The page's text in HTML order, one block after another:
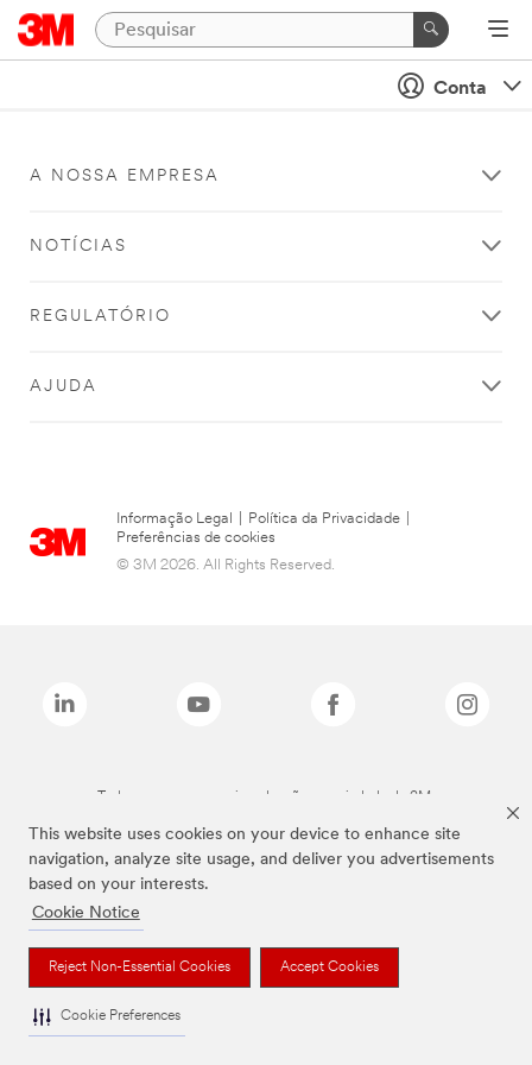
This website uses cookies on your device to enhance site
navigation, analyze site usage, and deliver you advertisements
based on your interests.
Cookie Notice
Reject Non-Essential Cookies Accept Cookies
Cookie Preferences
Conta
A NOSSA EMPRESA
NOTÍCIAS
REGULATÓRIO
AJUDA
Informação Legal Política da Privacidade
Preferências de cookies
© 3M 2026. All Rights Reserved.
Todas as marcas mencionadas são propriedade da 3M.